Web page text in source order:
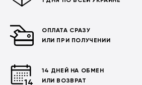
ОПЛАТА СРАЗУ
ИЛИ ПРИ ПОЛУЧЕНИИ
14 ДНЕЙ НА ОБМЕН
ИЛИ ВОЗВРАТ